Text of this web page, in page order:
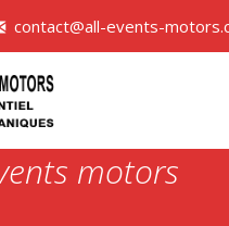
contact@all-events-
motors